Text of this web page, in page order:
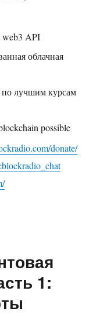
web3 API
облачная
лучшим курсам
possible
donate/
1: